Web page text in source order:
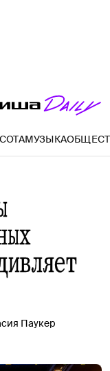
МУЗЫКА
Паукер